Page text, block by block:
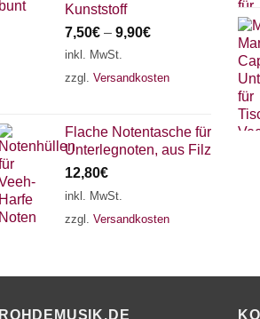
Kunststoff
7,50€ – 9,90€
inkl. MwSt.
zzgl. Versandkosten
Flache Notentasche für
Unterlegnoten, aus Filz
12,80€
inkl. MwSt.
zzgl. Versandkosten
ROHDEMUSIK.DE